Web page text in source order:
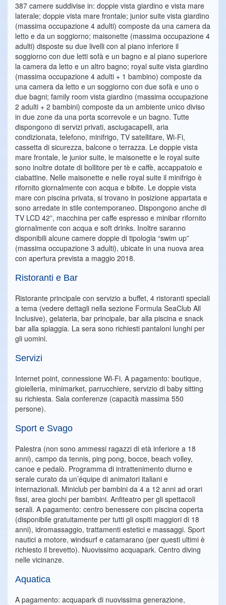
387 camere suddivise in: doppie vista giardino e vista mare
laterale; doppie vista mare frontale; junior suite vista giardino
(massima occupazione 4 adulti) composte da una camera da
letto e da un soggiorno; maisonette (massima occupazione 4
adulti) disposte su due livelli con al piano inferiore il
soggiorno con due letti sofà e un bagno e al piano superiore
la camera da letto e un altro bagno; royal suite vista giardino
(massima occupazione 4 adulti + 1 bambino) composte da
una camera da letto e un soggiorno con due sofà e uno o
due bagni; family room vista giardino (massima occupazione
2 adulti + 2 bambini) composte da un ambiente unico diviso
in due zone da una porta scorrevole e un bagno. Tutte
dispongono di servizi privati, asciugacapelli, aria
condizionata, telefono, minifrigo, TV satellitare, Wi-Fi,
cassetta di sicurezza, balcone o terrazza. Le doppie vista
mare frontale, le junior suite, le maisonette e le royal suite
sono inoltre dotate di bollitore per tè e caffè, accappatoio e
ciabattine. Nelle maisonette e nelle royal suite il minifrigo è
rifornito giornalmente con acqua e bibite. Le doppie vista
mare con piscina privata, si trovano in posizione appartata e
sono arredate in stile contemporaneo. Dispongono anche di
TV LCD 42”, macchina per caffe espresso e minibar rifornito
giornalmente con acqua e soft drinks. Inoltre saranno
disponibili alcune camere doppie di tipologia “swim up”
(massima occupazione 3 adulti), ubicate in una nuova area
con apertura prevista a maggio 2018.
Ristoranti e Bar
Ristorante principale con servizio a buffet, 4 ristoranti speciali
a tema (vedere dettagli nella sezione Formula SeaClub All
Inclusive), gelateria, bar principale, bar alla piscina e snack
bar alla spiaggia. La sera sono richiesti pantaloni lunghi per
gli uomini.
Servizi
Internet point, connessione Wi-Fi. A pagamento: boutique,
gioielleria, minimarket, parrucchiere, servizio di baby sitting
su richiesta. Sala conferenze (capacità massima 550
persone).
Sport e Svago
Palestra (non sono ammessi ragazzi di età inferiore a 18
anni), campo da tennis, ping pong, bocce, beach volley,
canoe e pedalò. Programma di intrattenimento diurno e
serale curato da un’équipe di animatori italiani e
internazionali. Miniclub per bambini da 4 a 12 anni ad orari
fissi, area giochi per bambini. Anfiteatro per gli spettacoli
serali. A pagamento: centro benessere con piscina coperta
(disponibile gratuitamente per tutti gli ospiti maggiori di 18
anni), idromassaggio, trattamenti estetici e massaggi. Sport
nautici a motore, windsurf e catamarano (per questi ultimi è
richiesto il brevetto). Nuovissimo acquapark. Centro diving
nelle vicinanze.
Aquatica
A pagamento: acquapark di nuovissima generazione,